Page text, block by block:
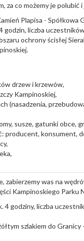
za co możemy je polubić
Plapisa - Spółkowa
godzin, liczba
ochrony ścisłej
drzew i krzewów,
Kampinoskiej,
(nasadzenia,
susze, gatunki obce,
producent, konsument,
zabierzemy was na
Kampinoskiego Parku
4 godziny, liczba
szlakiem do